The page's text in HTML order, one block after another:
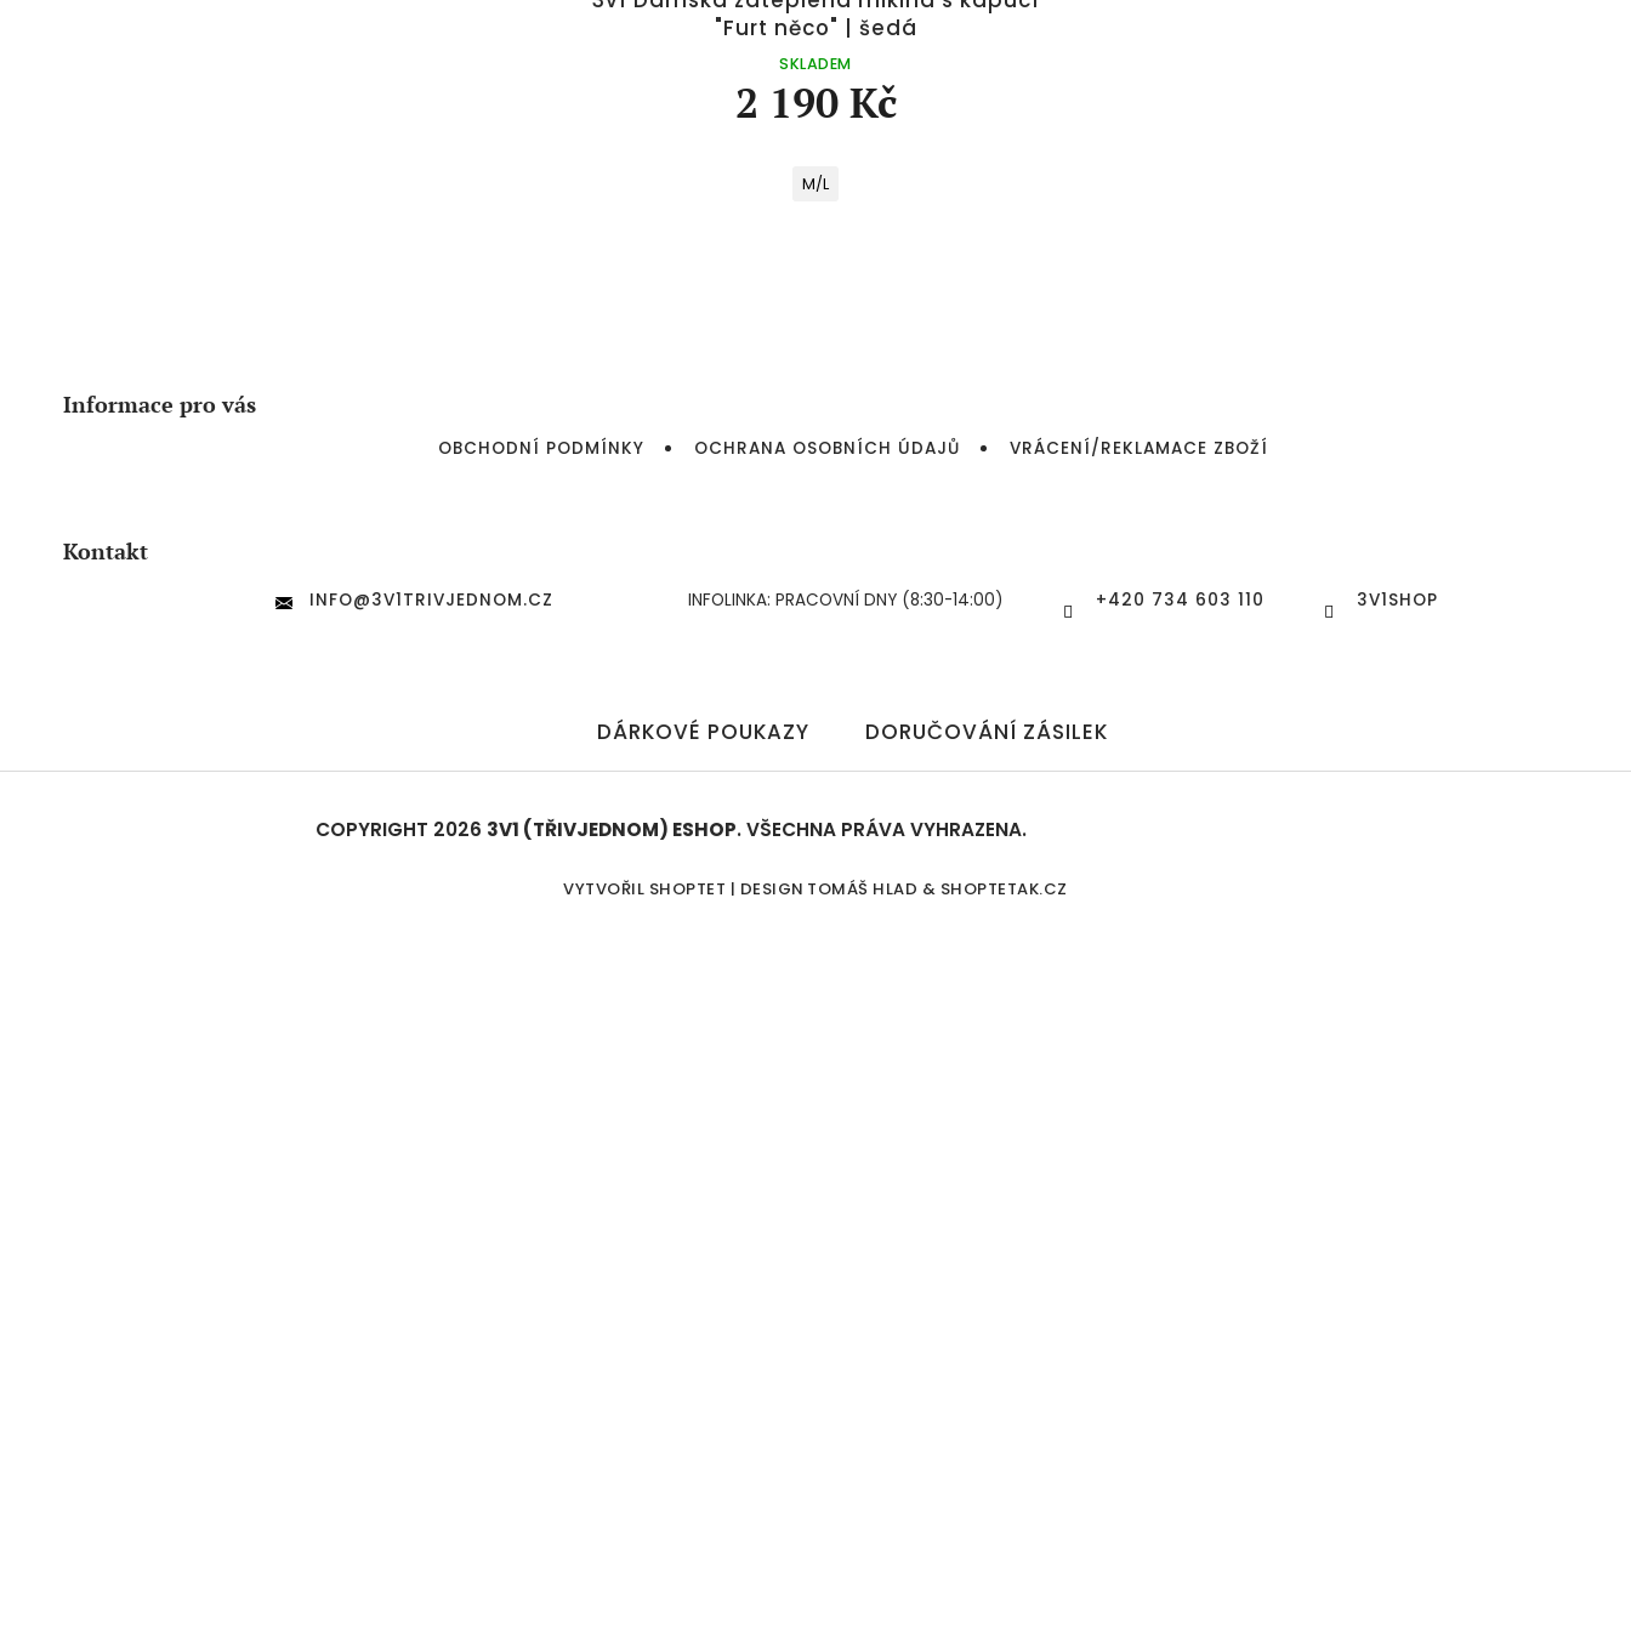
"Furt něco" | šedá
SKLADEM
2 190 Kč
M/L
Informace pro vás
OBCHODNÍ PODMÍNKY OCHRANA OSOBNÍCH ÚDAJŮ VRÁCENÍ/REKLAMACE ZBOŽÍ
Kontakt
INFO@3V1TRIVJEDNOM.CZ INFOLINKA: PRACOVNÍ DNY (8:30-14:00) +420 734 603 110 3V1SHOP
DÁRKOVÉ POUKAZY DORUČOVÁNÍ ZÁSILEK
COPYRIGHT 2026 3V1 (TŘIVJEDNOM) ESHOP. VŠECHNA PRÁVA VYHRAZENA.
VYTVOŘIL SHOPTET | DESIGN TOMÁŠ HLAD & SHOPTETAK.CZ